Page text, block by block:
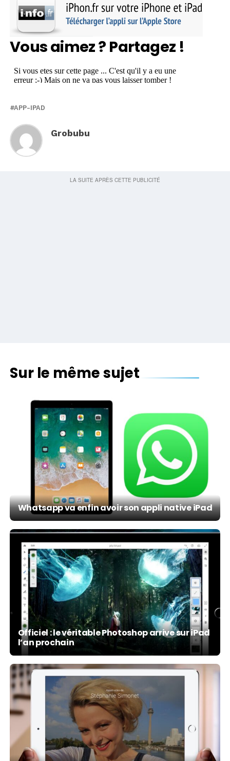
Vous aimez ? Partagez !
APP-IPAD
Grobubu
Sur le même sujet
Whatsapp va enfin avoir son appli native iPad
Officiel : le véritable Photoshop arrive sur iPad
l’an prochain